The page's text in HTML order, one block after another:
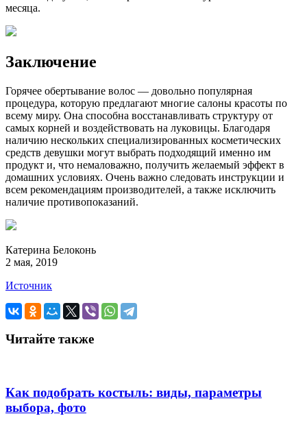
месяца.
Заключение
Горячее обертывание волос — довольно популярная
процедура, которую предлагают многие салоны красоты по
всему миру. Она способна восстанавливать структуру от
самых корней и воздействовать на луковицы. Благодаря
наличию нескольких специализированных косметических
средств девушки могут выбрать подходящий именно им
продукт и, что немаловажно, получить желаемый эффект в
домашних условиях. Очень важно следовать инструкции и
всем рекомендациям производителей, а также исключить
наличие противопоказаний.
Катерина Белоконь
2 мая, 2019
Источник
Читайте также
Как подобрать костыль: виды, параметры
выбора, фото